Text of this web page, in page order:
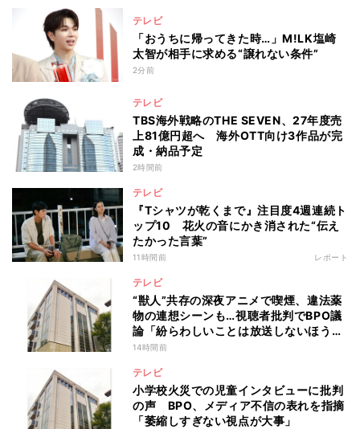
テレビ
「おうちに帰ってきた時…」M!LK塩崎
太智が相手に求める“譲れない条件”
2分前
テレビ
TBS海外戦略のTHE SEVEN、27年度売
上81億円超へ 海外OTT向け3作品が完
成・納品予定
2時間前
テレビ
『Tシャツが乾くまで』注目度4週連続ト
ップ10 花火の音にかき消された“伝え
たかった言葉”
11時間前 レポート
テレビ
“獣人”共存の深夜アニメで喫煙、違法薬
物の連想シーンも…視聴者批判でBPO議
論「紛らわしいことは放送しないほう
が」
14時間前
テレビ
小学校火災での児童インタビューに批判
の声 BPO、メディア不信の表れを指摘
「萎縮しすぎない視点が大事」